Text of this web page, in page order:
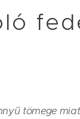
tömege